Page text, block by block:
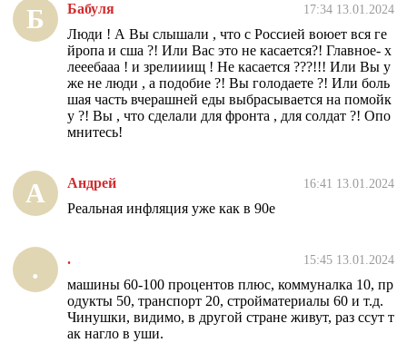
Б Бабуля 17:34 13.01.2024
Люди ! А Вы слышали , что с Россией воюет вся ге
йропа и сша ?! Или Вас это не касается?! Главное- х
лееебааа ! и зрелииищ ! Не касается ???!!! Или Вы у
же не люди , а подобие ?! Вы голодаете ?! Или боль
шая часть вчерашней еды выбрасывается на помойк
у ?! Вы , что сделали для фронта , для солдат ?! Опо
мнитесь!
А Андрей 16:41 13.01.2024
Реальная инфляция уже как в 90е
. . 15:45 13.01.2024
машины 60-100 процентов плюс, коммуналка 10, пр
одукты 50, транспорт 20, стройматериалы 60 и т.д.
Чинушки, видимо, в другой стране живут, раз ссут т
ак нагло в уши.